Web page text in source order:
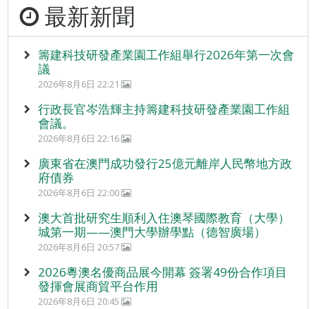
最新新聞
籌建科技研發產業園工作組舉行2026年第一次會
議
2026年8月6日 22:21
行政長官岑浩輝主持籌建科技研發產業園工作組
會議。
2026年8月6日 22:16
廣東省在澳門成功發行25億元離岸人民幣地方政
府債券
2026年8月6日 22:00
澳大首批研究生順利入住澳琴國際教育（大學）
城第一期——澳門大學辦學點（德智廣場）
2026年8月6日 20:57
2026粵澳名優商品展今開幕 簽署49份合作項目
發揮會展商貿平台作用
2026年8月6日 20:45